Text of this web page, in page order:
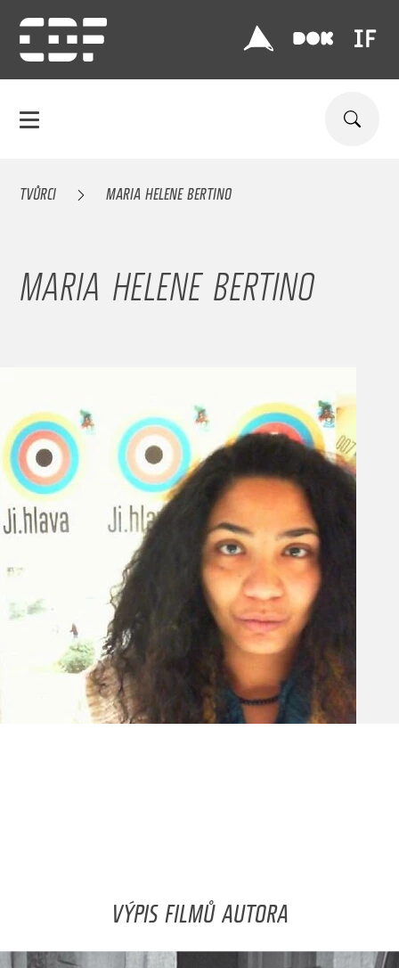
TVŮRCI MARIA HELENE BERTINO
MARIA HELENE BERTINO
VÝPIS FILMŮ AUTORA